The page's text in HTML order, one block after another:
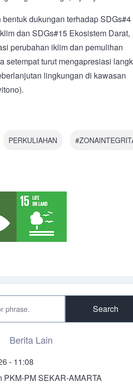
dukungan terhadap SDGs#4
dan SDGs#15 Ekosistem Darat,
perubahan iklim dan pemulihan
setempat turut mengapresiasi
lingkungan di kawasan
PERKULIAHAN
Berita Lain
- 11:08
PKM-PM SEKAR-AMARTA